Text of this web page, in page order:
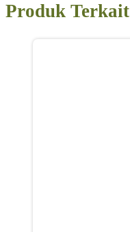
Produk Terkait